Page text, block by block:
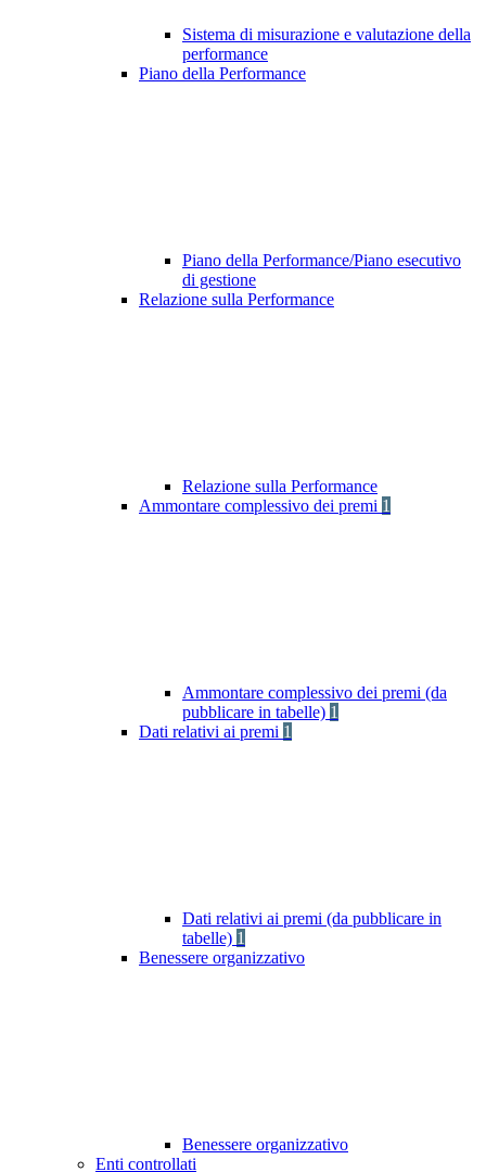
Sistema di misurazione e valutazione della
performance
Piano della Performance
Piano della Performance/Piano esecutivo
di gestione
Relazione sulla Performance
Relazione sulla Performance
Ammontare complessivo dei premi 1
Ammontare complessivo dei premi (da
pubblicare in tabelle) 1
Dati relativi ai premi 1
Dati relativi ai premi (da pubblicare in
tabelle) 1
Benessere organizzativo
Benessere organizzativo
Enti controllati